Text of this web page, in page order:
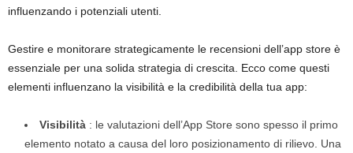
influenzando i potenziali utenti.
Gestire e monitorare strategicamente le recensioni dell’app store è
essenziale per una solida strategia di crescita. Ecco come questi
elementi influenzano la visibilità e la credibilità della tua app:
Visibilità : le valutazioni dell’App Store sono spesso il primo
elemento notato a causa del loro posizionamento di rilievo. Una